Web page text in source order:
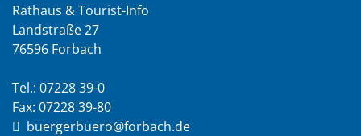
Rathaus & Tourist-Info
Landstraße 27
76596 Forbach
Tel.: 07228 39-0
Fax: 07228 39-80
buergerbuero@forbach.de